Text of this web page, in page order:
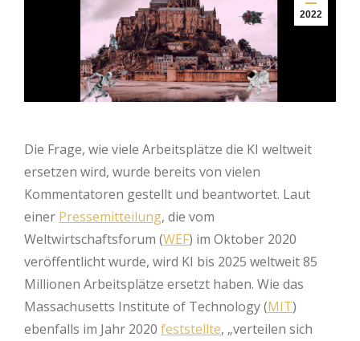
2022
Die Frage, wie viele Arbeitsplätze die KI weltweit
ersetzen wird, wurde bereits von vielen
Kommentatoren gestellt und beantwortet. Laut
einer Pressemitteilung, die vom
Weltwirtschaftsforum (WEF) im Oktober 2020
veröffentlicht wurde, wird KI bis 2025 weltweit 85
Millionen Arbeitsplätze ersetzt haben. Wie das
Massachusetts Institute of Technology (MIT)
ebenfalls im Jahr 2020 feststellte, „verteilen sich